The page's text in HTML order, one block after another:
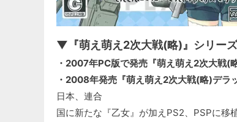
▼『萌え萌え2次大戦(略)』シリー
・2007年PC版で発売『萌え萌え2次大戦(
・2008年発売『萌え萌え2次大戦(略)デラ
日本、連合
国に新たな『乙女』が加えPS2、PSPに移植